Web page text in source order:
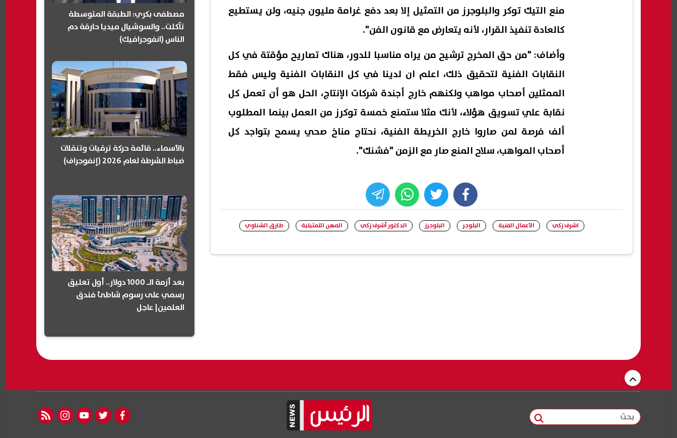
منع التيك توكر والبلوجرز من التمثيل إلا بعد دفع غرامة مليون جنيه، ولن يستطيع
كالعادة تنفيذ القرار، لأنه يتعارض مع قانون الفن".
وأضاف: "من حق المخرج ترشيح من يراه مناسبا للدور، هناك تصاريح مؤقتة في كل
النقابات الفنية لتحقيق ذلك، اعلم ان لدينا في كل النقابات الفنية وليس فقط
الممثلين أصحاب مواهب ولكنهم خارج أجندة شركات الإنتاج، الحل هو أن تعمل كل
نقابة علي تسويق هؤلاء، لأنك مثلا ستمنع خمسة توكرز من العمل بينما المطلوب
ألف فرصة لمن صاروا خارج الخريطة الفنية، نحتاج مناخ صحي يسمح بتواجد كل
أصحاب المواهب، سلاح المنع صار مع الزمن "فشنك".
facebook
twitter
whats
اشرف زكي الأعمال الفنية البلوجر البلوجرز الدكتور أشرف زكي المهن التمثيلية طارق الشناوي
مصطفى بكري: الطبقة المتوسطة
تآكلت.. والسوشيال ميديا حارقة دم
الناس (انفوجرافيك)
بالأسماء.. قائمة حركة ترقيات وتنقلات
ضباط الشرطة لعام 2026 (إنفوجراف)
بعد أزمة الـ 1000 دولار.. أول تعليق
رسمي على رسوم شاطئ فندق
العلمين| عاجل
بحث facebook
twitter
youtube
instagram
rss feed